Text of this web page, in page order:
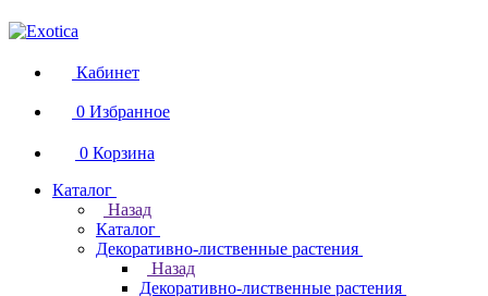
Кабинет
0 Избранное
0 Корзина
Каталог
Назад
Каталог
Декоративно-лиственные растения
Назад
Декоративно-лиственные растения